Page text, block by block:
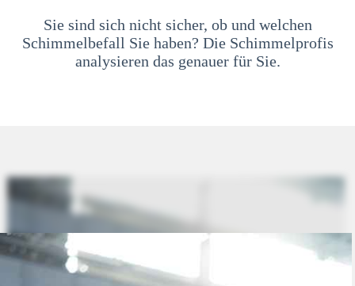
Sie sind sich nicht sicher, ob und welchen
Schimmelbefall Sie haben? Die Schimmelprofis
analysieren das genauer für Sie.